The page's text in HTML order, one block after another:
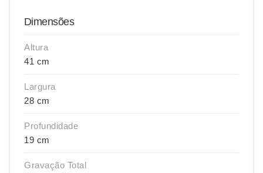
Dimensões
Altura
41 cm
Largura
28 cm
Profundidade
19 cm
Gravação Total